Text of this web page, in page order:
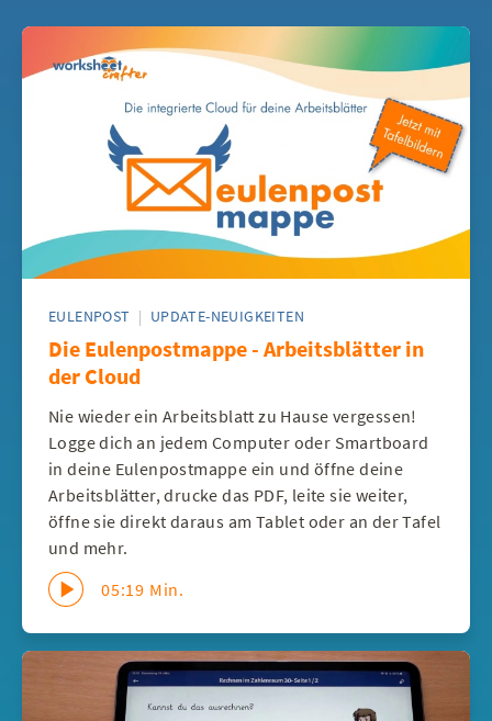
EULENPOST | UPDATE-NEUIGKEITEN
Die Eulenpostmappe - Arbeitsblätter in
der Cloud
Nie wieder ein Arbeitsblatt zu Hause vergessen!
Logge dich an jedem Computer oder Smartboard
in deine Eulenpostmappe ein und öffne deine
Arbeitsblätter, drucke das PDF, leite sie weiter,
öffne sie direkt daraus am Tablet oder an der Tafel
und mehr.
05:19 Min.